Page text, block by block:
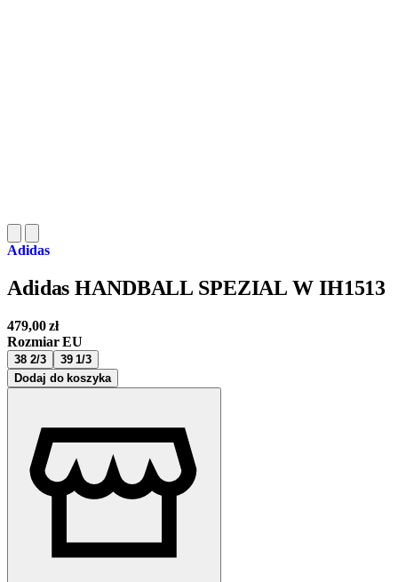
Adidas
Adidas HANDBALL SPEZIAL W IH1513
479,00zł
Rozmiar EU
38 2/3
39 1/3
Dodaj do koszyka